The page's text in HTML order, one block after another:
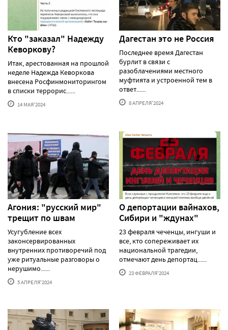
Кто "заказал" Надежду
Кеворкову?
Итак, арестованная на прошлой
неделе Надежда Кеворкова
внесена Росфинмониторингом
в списки террорис......
14 МАЯ'2024
Дагестан это не Россия
Последнее время Дагестан
бурлит в связи с
разоблачениями местного
муфтията и устроенной тем в
ответ......
8 АПРЕЛЯ'2024
Агония: "русский мир"
трещит по швам
Усугубление всех
законсервированных
внутренних противоречий под
уже ритуальные разговоры о
нерушимо......
5 АПРЕЛЯ'2024
О депортации вайнахов,
Сибири и "ждунах"
23 февраля чеченцы, ингуши и
все, кто сопереживает их
национальной трагедии,
отмечают день депортац......
23 ФЕВРАЛЯ'2024